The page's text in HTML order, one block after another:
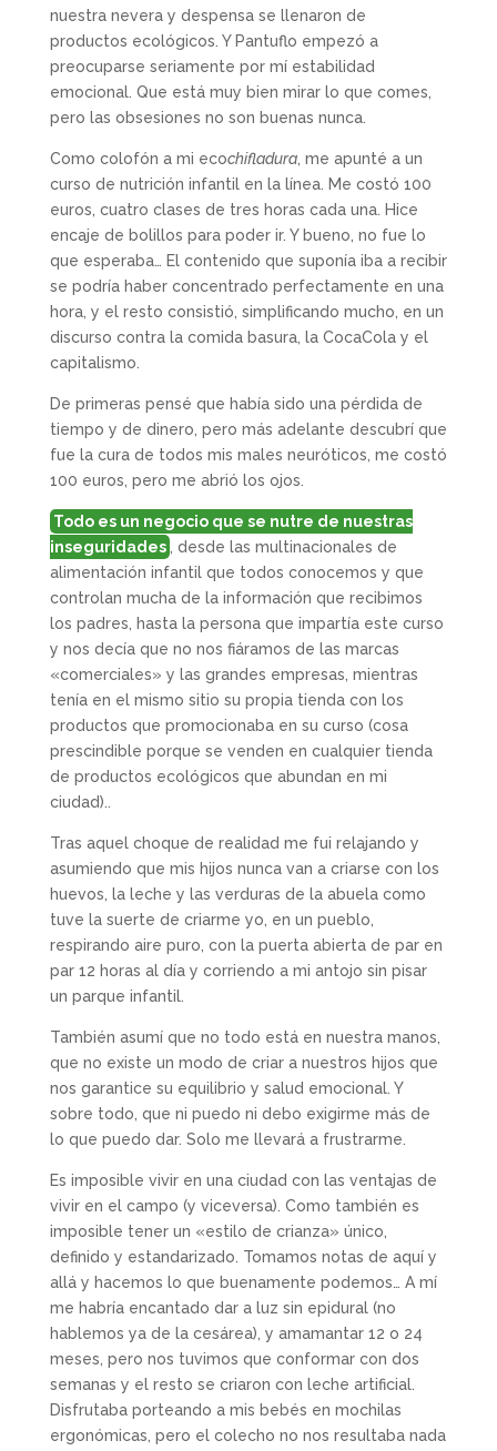
nuestra nevera y despensa se llenaron de
productos ecológicos. Y Pantuflo empezó a
preocuparse seriamente por mí estabilidad
emocional. Que está muy bien mirar lo que comes,
pero las obsesiones no son buenas nunca.
Como colofón a mi ecochifladura, me apunté a un
curso de nutrición infantil en la línea. Me costó 100
euros, cuatro clases de tres horas cada una. Hice
encaje de bolillos para poder ir. Y bueno, no fue lo
que esperaba… El contenido que suponía iba a recibir
se podría haber concentrado perfectamente en una
hora, y el resto consistió, simplificando mucho, en un
discurso contra la comida basura, la CocaCola y el
capitalismo.
De primeras pensé que había sido una pérdida de
tiempo y de dinero, pero más adelante descubrí que
fue la cura de todos mis males neuróticos, me costó
100 euros, pero me abrió los ojos.
Todo es un negocio que se nutre de nuestras
inseguridades
, desde las multinacionales de
alimentación infantil que todos conocemos y que
controlan mucha de la información que recibimos
los padres, hasta la persona que impartía este curso
y nos decía que no nos fiáramos de las marcas
«comerciales» y las grandes empresas, mientras
tenía en el mismo sitio su propia tienda con los
productos que promocionaba en su curso (cosa
prescindible porque se venden en cualquier tienda
de productos ecológicos que abundan en mi
ciudad)..
Tras aquel choque de realidad me fui relajando y
asumiendo que mis hijos nunca van a criarse con los
huevos, la leche y las verduras de la abuela como
tuve la suerte de criarme yo, en un pueblo,
respirando aire puro, con la puerta abierta de par en
par 12 horas al día y corriendo a mi antojo sin pisar
un parque infantil.
También asumí que no todo está en nuestra manos,
que no existe un modo de criar a nuestros hijos que
nos garantice su equilibrio y salud emocional. Y
sobre todo, que ni puedo ni debo exigirme más de
lo que puedo dar. Solo me llevará a frustrarme.
Es imposible vivir en una ciudad con las ventajas de
vivir en el campo (y viceversa). Como también es
imposible tener un «estilo de crianza» único,
definido y estandarizado. Tomamos notas de aquí y
allá y hacemos lo que buenamente podemos… A mí
me habría encantado dar a luz sin epidural (no
hablemos ya de la cesárea), y amamantar 12 o 24
meses, pero nos tuvimos que conformar con dos
semanas y el resto se criaron con leche artificial.
Disfrutaba porteando a mis bebés en mochilas
ergonómicas, pero el colecho no nos resultaba nada